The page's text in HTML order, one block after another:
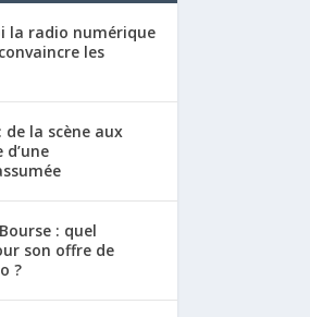
la radio numérique
les
de la scène aux
d’une
: quel
son offre de
?